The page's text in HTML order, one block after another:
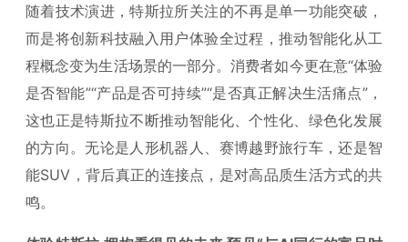
随着技术演进，特斯拉所关注的不再是单一功能突破，
而是将创新科技融入用户体验全过程，推动智能化从工
程概念变为生活场景的一部分。消费者如今更在意“体验
是否智能”“产品是否可持续”“是否真正解决生活痛点”，
这也正是特斯拉不断推动智能化、个性化、绿色化发展
的方向。无论是人形机器人、赛博越野旅行车，还是智
能SUV，背后真正的连接点，是对高品质生活方式的共
鸣。